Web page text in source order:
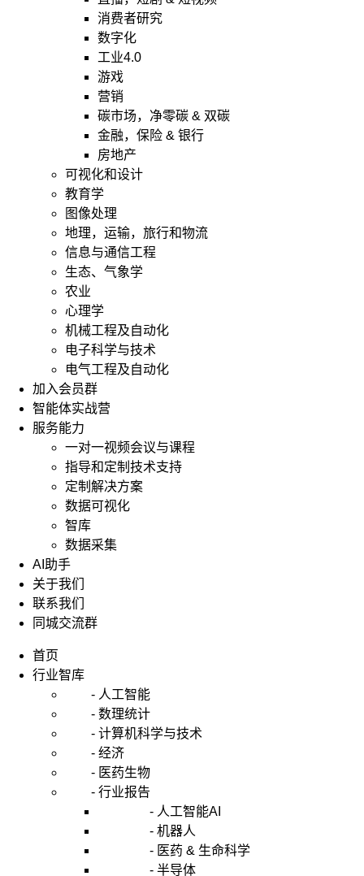
消费者研究
数字化
工业4.0
游戏
营销
碳市场，净零碳 & 双碳
金融，保险 & 银行
房地产
可视化和设计
教育学
图像处理
地理，运输，旅行和物流
信息与通信工程
生态、气象学
农业
心理学
机械工程及自动化
电子科学与技术
电气工程及自动化
加入会员群
智能体实战营
服务能力
一对一视频会议与课程
指导和定制技术支持
定制解决方案
数据可视化
智库
数据采集
AI助手
关于我们
联系我们
同城交流群
首页
行业智库
- 人工智能
- 数理统计
- 计算机科学与技术
- 经济
- 医药生物
- 行业报告
- 人工智能AI
- 机器人
- 医药 & 生命科学
- 半导体